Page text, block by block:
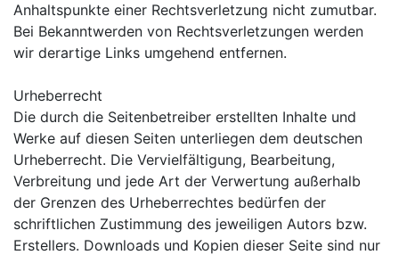
Anhaltspunkte einer Rechtsverletzung nicht zumutbar.
Bei Bekanntwerden von Rechtsverletzungen werden
wir derartige Links umgehend entfernen.
Urheberrecht
Die durch die Seitenbetreiber erstellten Inhalte und
Werke auf diesen Seiten unterliegen dem deutschen
Urheberrecht. Die Vervielfältigung, Bearbeitung,
Verbreitung und jede Art der Verwertung außerhalb
der Grenzen des Urheberrechtes bedürfen der
schriftlichen Zustimmung des jeweiligen Autors bzw.
Erstellers. Downloads und Kopien dieser Seite sind nur